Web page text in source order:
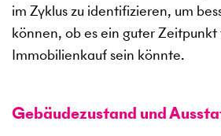
im Zyklus zu identifizieren, um
können, ob es ein guter
Immobilienkauf sein könnte.
Gebäudezustand und